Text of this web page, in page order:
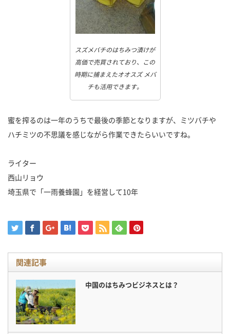
スズメバチのはちみつ漬けが
高価で売買されており、この
時期に捕まえたオオスズ メバ
チも活用できます。
蜜を搾るのは一年のうちで最後の季節となりますが、ミツバチや
ハチミツの不思議を感じながら作業できたらいいですね。
ライター
西山リョウ
埼玉県で「一雨養蜂園」を経営して10年
関連記事
中国のはちみつビジネスとは？